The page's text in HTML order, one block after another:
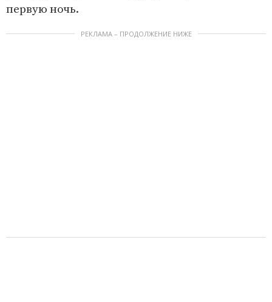
первую ночь.
РЕКЛАМА – ПРОДОЛЖЕНИЕ НИЖЕ